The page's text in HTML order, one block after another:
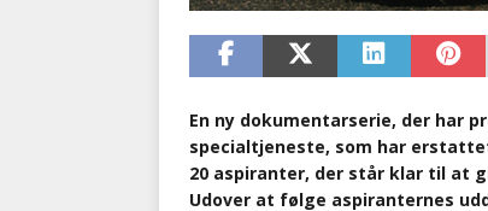
En ny dokumentarserie, der har
specialtjeneste, som har
20 aspiranter, der står klar til at
Udover at følge aspiranternes